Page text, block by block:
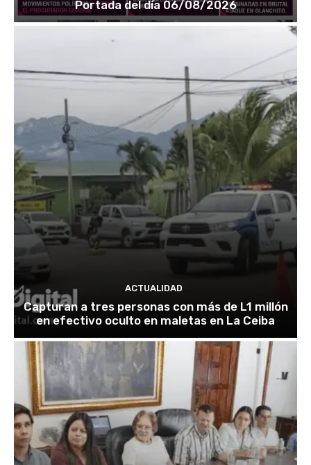
Portada del día 06/08/2026
ACTUALIDAD
Capturan a tres personas con más de L1 millón
en efectivo oculto en maletas en La Ceiba